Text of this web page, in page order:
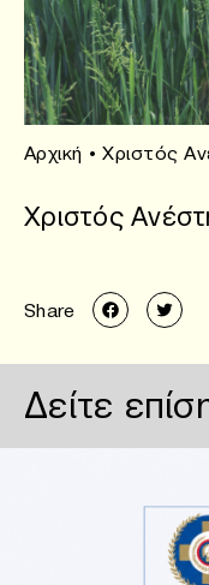
Αρχική •Χριστός
Χριστός
Share
Δείτε